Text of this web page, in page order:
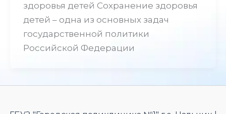
здоровья детей Сохранение здоровья
детей – одна из основных задач
государственной политики
Российской Федерации